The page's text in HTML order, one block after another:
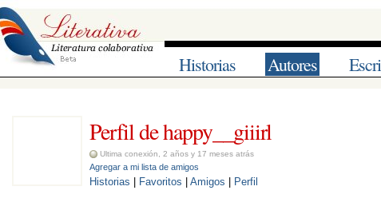
Historias Autores
Perfil de happy__giiirl
Ultima conexión, 2 años y 17 meses atrás
Agregar a mi lista de amigos
Historias Favoritos Amigos Perfil